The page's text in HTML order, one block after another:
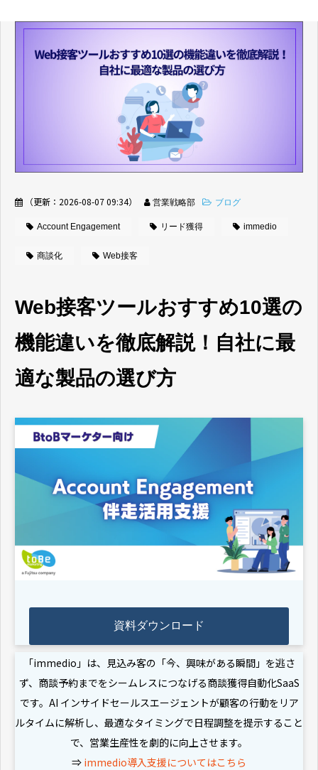
（更新： 2026-08-07 09:34） 営業戦略部 ブログ
Account Engagement リード獲得 immedio
商談化 Web接客
Web接客ツールおすすめ10選の
機能違いを徹底解説！自社に最
適な製品の選び方
資料ダウンロード
「immedio」は、見込み客の「今、興味がある瞬間」を逃さ
ず、商談予約までをシームレスにつなげる商談獲得自動化SaaS
です。AI インサイドセールスエージェントが顧客の行動をリア
ルタイムに解析し、最適なタイミングで日程調整を提示すること
で、営業生産性を劇的に向上させます。
⇒ immedio導入支援についてはこちら